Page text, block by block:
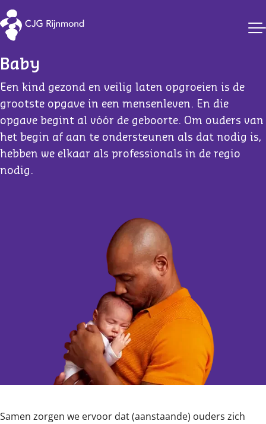
CJG Rijnmond
Baby
Een kind gezond en veilig laten opgroeien is de
grootste opgave in een mensenleven. En die
opgave begint al vóór de geboorte. Om ouders van
het begin af aan te ondersteunen als dat nodig is,
hebben we elkaar als professionals in de regio
nodig.
Samen zorgen we ervoor dat (aanstaande) ouders zich